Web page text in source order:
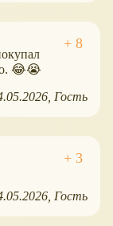
😂😭
Гость
Гость